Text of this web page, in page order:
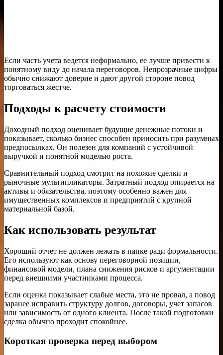
Если часть учета ведется неформально, ее лучше привести к
понятному виду до начала переговоров. Непрозрачные цифры
обычно снижают доверие и дают другой стороне повод
торговаться жестче.
Подходы к расчету стоимости
Доходный подход оценивает будущие денежные потоки и
показывает, сколько бизнес способен приносить при разумных
предпосылках. Он полезен для компаний с устойчивой
выручкой и понятной моделью роста.
Сравнительный подход смотрит на похожие сделки и
рыночные мультипликаторы. Затратный подход опирается на
активы и обязательства, поэтому особенно важен для
имущественных комплексов и предприятий с крупной
материальной базой.
Как использовать результат
Хороший отчет не должен лежать в папке ради формальности.
Его используют как основу переговорной позиции,
финансовой модели, плана снижения рисков и аргументации
перед внешними участниками процесса.
Если оценка показывает слабые места, это не провал, а повод
заранее исправить структуру долгов, договоры, учет запасов
или зависимость от одного клиента. После такой подготовки
сделка обычно проходит спокойнее.
Короткая проверка перед выбором